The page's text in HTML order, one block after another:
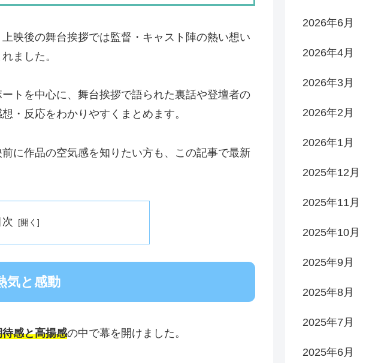
映後の舞台挨拶では監督・キャスト陣の熱い想い
ました。
トを中心に、舞台挨拶で語られた裏話や登壇者の
・反応をわかりやすくまとめます。
に作品の空気感を知りたい方も、この記事で最新
気と感動
感と高揚感の中で幕を開けました。
2026年6月
2026年4月
2026年3月
2026年2月
2026年1月
2025年12月
2025年11月
2025年10月
2025年9月
2025年8月
2025年7月
2025年6月